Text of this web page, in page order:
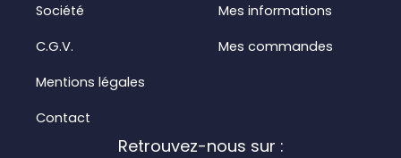
Société
C.G.V.
Mentions légales
Contact
Mes informations
Mes commandes
Retrouvez-nous sur :